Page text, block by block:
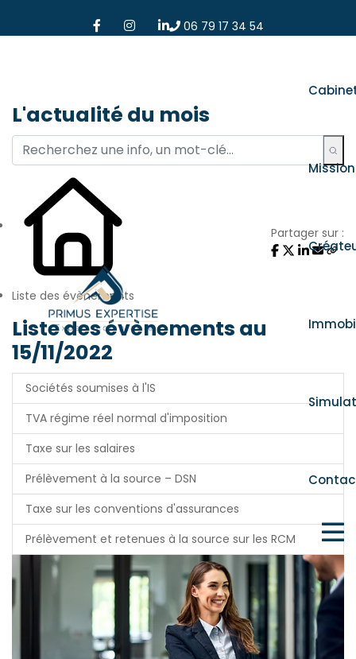
06 79 17 34 54
L'actualité du mois
Liste des évènements
Partager sur :
Liste des évènements au
15/11/2022
Sociétés soumises à l'IS
TVA régime réel normal d'imposition
Taxe sur les salaires
Prélèvement à la source – DSN
Taxe sur les conventions d'assurances
Prélèvement et retenues à la source sur les RCM